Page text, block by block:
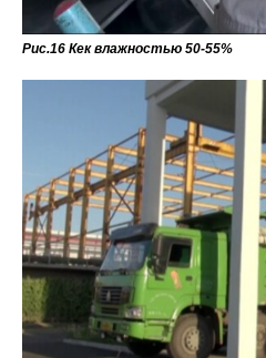
Рис.16 Кек влажностью 50-55%